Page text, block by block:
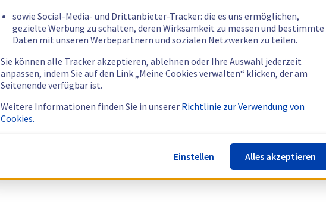
sowie Social-Media- und Drittanbieter-Tracker: die es uns ermöglichen,
gezielte Werbung zu schalten, deren Wirksamkeit zu messen und bestimmte
Daten mit unseren Werbepartnern und sozialen Netzwerken zu teilen.
Sie können alle Tracker akzeptieren, ablehnen oder Ihre Auswahl jederzeit
anpassen, indem Sie auf den Link „Meine Cookies verwalten“ klicken, der am
Seitenende verfügbar ist.
Weitere Informationen finden Sie in unserer Richtlinie zur Verwendung von
Cookies.
Einstellen Alles akzeptieren